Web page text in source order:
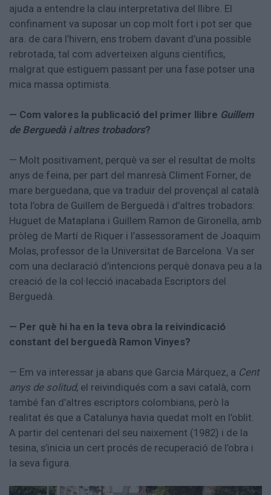
ajuda a entendre la clau interpretativa del llibre. El
confinament va suposar un cop molt fort i pot ser que
ara. de cara l’hivern, ens trobem davant d’una possible
rebrotada, tal com adverteixen alguns científics,
malgrat que estiguem passant per una fase potser una
mica massa optimista.
— Com valores la publicació del primer llibre Guillem
de Berguedà i altres trobadors?
— Molt positivament, perquè va ser el resultat de molts
anys de feina, per part del manresà Climent Forner, de
mare berguedana, que va traduir del provençal al català
tota l’obra de Guillem de Berguedà i d’altres trobadors:
Huguet de Mataplana i Guillem Ramon de Gironella, amb
pròleg de Martí de Riquer i l’assessorament de Joaquim
Molas, professor de la Universitat de Barcelona. Va ser
com una declaració d’intencions perquè donava peu a la
creació de la col·lecció inacabada Escriptors del
Berguedà.
— Per què hi ha en la teva obra la reivindicació
constant del berguedà Ramon Vinyes?
— Em va interessar ja abans que Garcia Márquez, a Cent
anys de solitud, el reivindiqués com a savi català, com
també fan d’altres escriptors colombians, però la
realitat és que a Catalunya havia quedat molt en l’oblit.
A partir del centenari del seu naixement (1982) i de la
tesina, s’inicia un cert procés de recuperació de l’obra i
la seva figura.